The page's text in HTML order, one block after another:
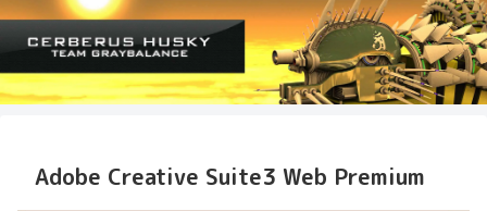
Adobe Creative Suite3 Web Premium